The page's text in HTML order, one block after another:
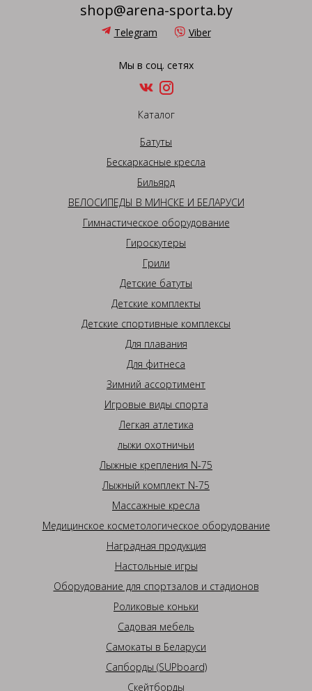
shop@arena-sporta.by
Telegram Viber
Мы в соц. сетях
Каталог
Батуты
Бескаркасные кресла
Бильярд
ВЕЛОСИПЕДЫ В МИНСКЕ И БЕЛАРУСИ
Гимнастическое оборудование
Гироскутеры
Грили
Детские батуты
Детские комплекты
Детские спортивные комплексы
Для плавания
Для фитнеса
Зимний ассортимент
Игровые виды спорта
Легкая атлетика
лыжи охотничьи
Лыжные крепления N-75
Лыжный комплект N-75
Массажные кресла
Медицинское косметологическое оборудование
Наградная продукция
Настольные игры
Оборудование для спортзалов и стадионов
Роликовые коньки
Садовая мебель
Самокаты в Беларуси
Сапборды (SUPboard)
Скейтборды